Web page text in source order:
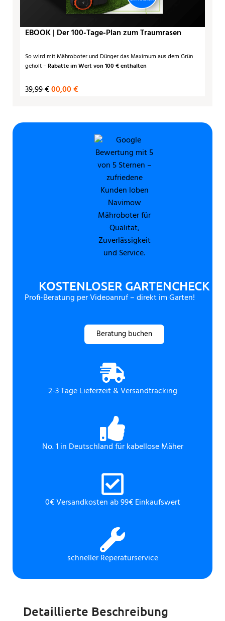
EBOOK | Der 100-Tage-Plan zum Traumrasen
So wird mit Mähroboter und Dünger das Maximum aus dem Grün
geholt –Rabatte im Wert von 100 € enthalten
39,99 €00,00 €
KOSTENLOSER GARTENCHECK
Profi-Beratung per Videoanruf – direkt im Garten!
Beratung buchen
2-3 Tage Lieferzeit & Versandtracking
No. 1 in Deutschland für kabellose Mäher
0€ Versandkosten ab 99€ Einkaufswert
schneller Reperaturservice
Detaillierte Beschreibung